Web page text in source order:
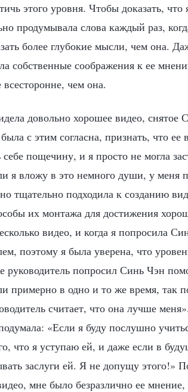
этого уровня. Чтобы доказать,
продумывала слова каждый раз,
более глубокие мысли, чем она.
собственные соображения к ее
чем она.
довольно хорошее видео, снятое
с этим согласна, признать, что
пощечину, и я просто не могла
я вложу в это немного души, у меня
тщательно подходила к созданию
их монтажа для достижения
видео, и когда я попросила
поэтому я была уверена, что
руководитель попросил Синь Чэн
примерно в одно и то же время, так
считает, что она лучше
«Если я буду послушно
что я уступаю ей, и даже если в
заслуги ей. Я не допущу этого!»
мне было безразлично ее мнение,